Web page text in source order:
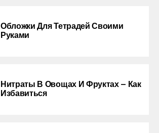
Обложки Для Тетрадей Своими
Руками
Нитраты В Овощах И Фруктах — Как
Избавиться